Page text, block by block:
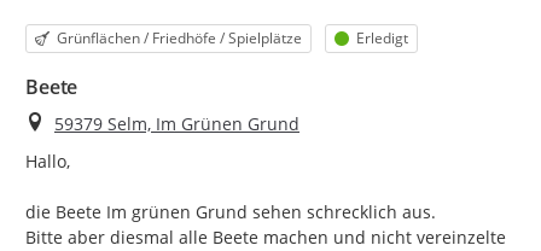
Kategorie
Grünflächen / Friedhöfe / Spielplätze Status
Erledigt
Beete
Ort
59379 Selm, Im Grünen Grund
Hallo,
die Beete Im grünen Grund sehen schrecklich aus.
Bitte aber diesmal alle Beete machen und nicht vereinzelte